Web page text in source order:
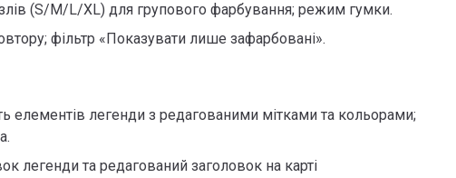
(S/M/L/XL) для групового фарбування; режим гумки.
фільтр «Показувати лише зафарбовані».
елементів легенди з редагованими мітками та кольорами;
легенди та редагований заголовок на карті